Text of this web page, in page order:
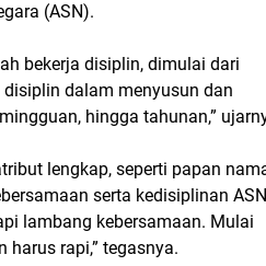
(ASN).
bekerja disiplin, dimulai dari
dalam menyusun dan
hingga tahunan,”
lengkap, seperti papan
serta kedisiplinan
lambang kebersamaan. Mulai
harus rapi,” tegasnya.